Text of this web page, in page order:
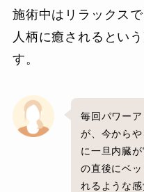
施術中はリラックス
人柄に癒されるとい
す。
毎回パワー
が、今から
に一旦内臓
の直後にベ
れるような